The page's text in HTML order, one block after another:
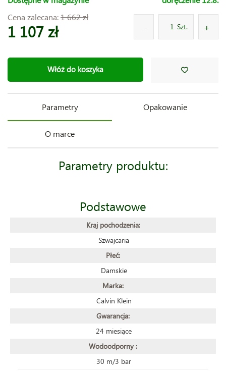
Cena zalecana:1 662 zł
1 107 zł Szt.
Włóż do koszyka
Parametry Opakowanie
O marce
Parametry produktu:
Podstawowe
Kraj pochodzenia:
Szwajcaria
Płeć:
Damskie
Marka:
Calvin Klein
Gwarancja:
24 miesiące
Wodoodporny :
30 m/3 bar